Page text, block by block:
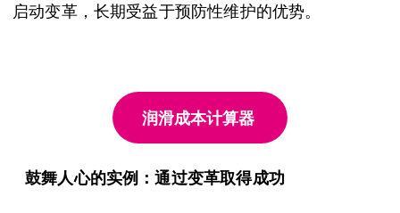
启动变革，长期受益于预防性维护的优势。
润滑成本计算器
鼓舞人心的实例：通过变革取得成功